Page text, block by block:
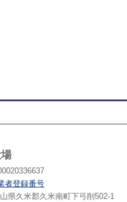
者登録番号
県久米郡久米南町下弓削502-1